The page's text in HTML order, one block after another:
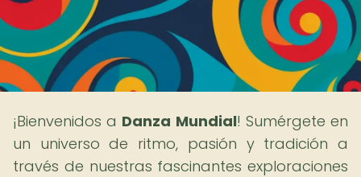
¡Bienvenidos a Danza Mundial! Sumérgete en
un universo de ritmo, pasión y tradición a
través de nuestras fascinantes exploraciones